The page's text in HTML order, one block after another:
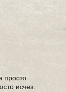
просто
исчез.